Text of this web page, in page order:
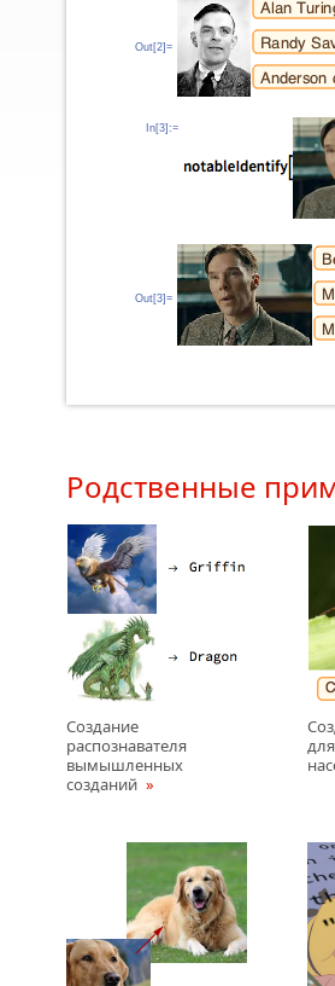
Out[2]=
In[3]:=
Out[3]=
Родственные
Создание
распознавателя
вымышленных
созданий